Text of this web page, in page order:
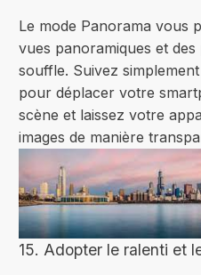
Le mode Panorama vous
vues panoramiques et
souffle. Suivez
pour déplacer votre
scène et laissez votre
images de manière
15. Adopter le ralenti et